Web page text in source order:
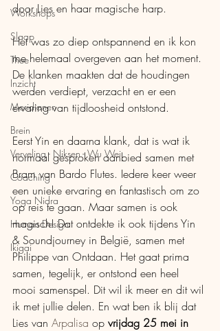
Workshops
Slaap
Thee
Inzicht
Meridianen
Brein
Verveling - Niksen - Wu Wei
Coaching
Yoga Nidra
Human Design
Ikigai
door Lies en haar magische harp.
Het was zo diep ontspannend en ik kon
me helemaal overgeven aan het moment.
De klanken maakten dat de houdingen
werden verdiept, verzacht en er een
ervaring van tijdloosheid ontstond.
Eerst Yin en daarna klank, dat is wat ik
normaal gesproken aanbied samen met
Bram van Bardo Flutes. Iedere keer weer
een unieke ervaring en fantastisch om zo
op reis te gaan. Maar samen is ook
magisch! Dat ontdekte ik ook tijdens Yin
& Soundjourney in België, samen met
Philippe van Ontdaan. Het gaat prima
samen, tegelijk, er ontstond een heel
mooi samenspel. Dit wil ik meer en dit wil
ik met jullie delen. En wat ben ik blij dat
Lies van Arpalisa op vrijdag 25 mei in